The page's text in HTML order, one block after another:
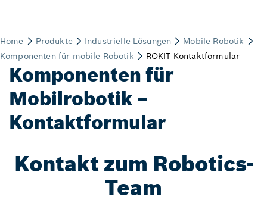
Komponenten für
Mobilrobotik –
Kontaktformular
Kontakt zum Robotics-
Team